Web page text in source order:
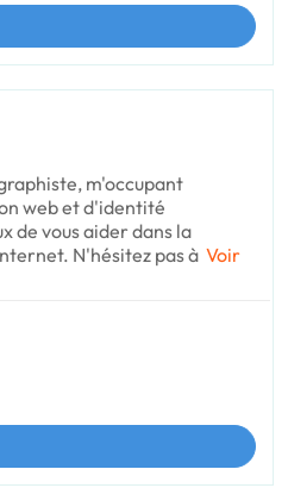
m'occupant
web et d'identité
de vous aider dans la
N'hésitez pas à Voir